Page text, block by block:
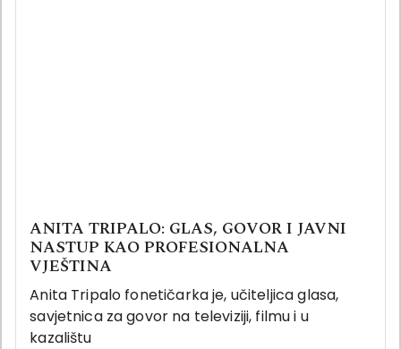
ANITA TRIPALO: GLAS, GOVOR I JAVNI
NASTUP KAO PROFESIONALNA
VJEŠTINA
Anita Tripalo fonetičarka je, učiteljica glasa,
savjetnica za govor na televiziji, filmu i u
kazalištu